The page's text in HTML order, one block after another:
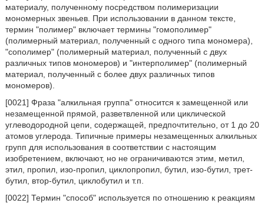
материалу, полученному посредством полимеризации
мономерных звеньев. При использовании в данном тексте,
термин "полимер" включает термины "гомополимер"
(полимерный материал, полученный с одного типа мономера),
"сополимер" (полимерный материал, полученный с двух
различных типов мономеров) и "интерполимер" (полимерный
материал, полученный с более двух различных типов
мономеров).
[0021] Фраза "алкильная группа" относится к замещенной или
незамещенной прямой, разветвленной или циклической
углеводородной цепи, содержащей, предпочтительно, от 1 до 20
атомов углерода. Типичные примеры незамещенных алкильных
групп для использования в соответствии с настоящим
изобретением, включают, но не ограничиваются этим, метил,
этил, пропил, изо-пропил, циклопропил, бутил, изо-бутил, трет-
бутил, втор-бутил, циклобутил и т.п.
[0022] Термин "способ" используется по отношению к реакциям